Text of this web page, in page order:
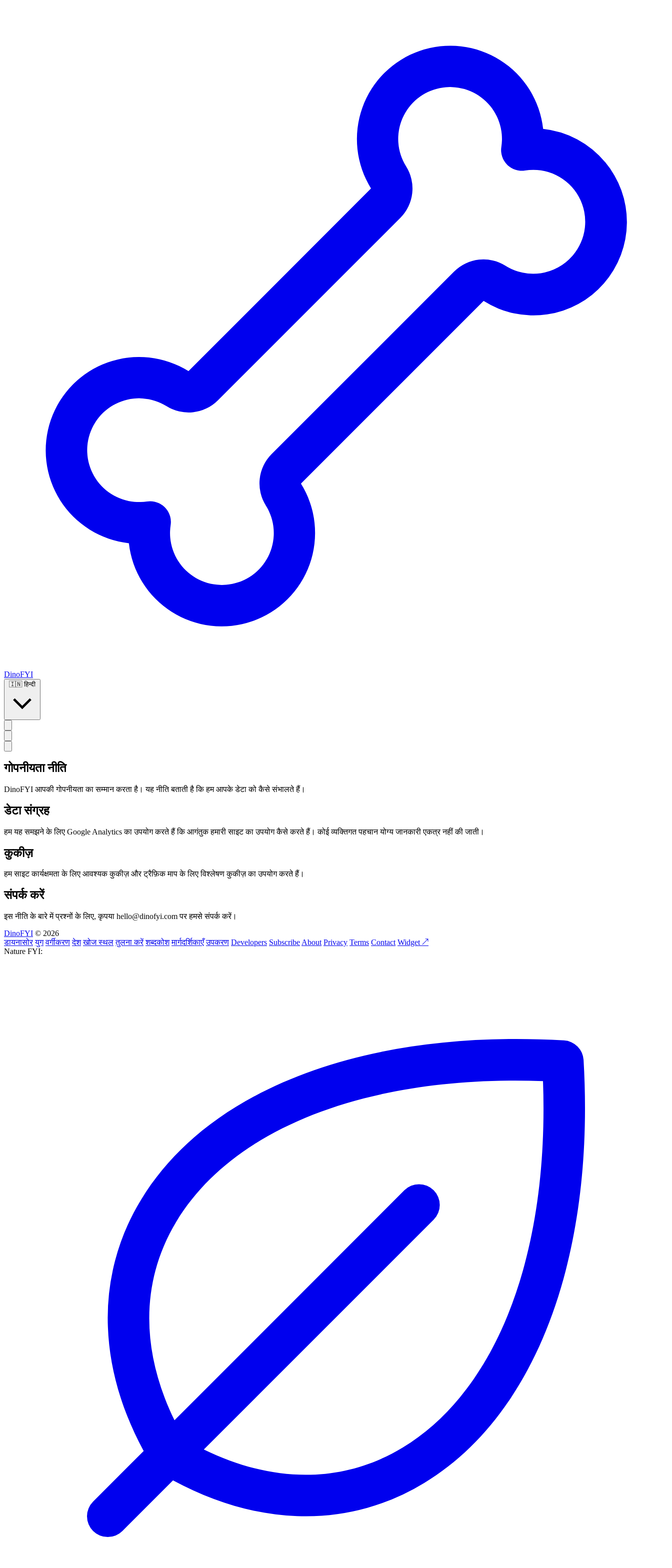
DinoFYI
🇮🇳 हिन्दी
गोपनीयता नीति
DinoFYI आपकी गोपनीयता का सम्मान करता है। यह नीति बताती है कि हम आपके डेटा को कैसे संभालते हैं।
डेटा संग्रह
हम यह समझने के लिए Google Analytics का उपयोग करते हैं कि आगंतुक हमारी साइट का उपयोग कैसे करते हैं। कोई व्यक्तिगत पहचान योग्य जानकारी एकत्र नहीं की जाती।
कुकीज़
हम साइट कार्यक्षमता के लिए आवश्यक कुकीज़ और ट्रैफ़िक माप के लिए विश्लेषण कुकीज़ का उपयोग करते हैं।
संपर्क करें
इस नीति के बारे में प्रश्नों के लिए, कृपया hello@dinofyi.comपर हमसे संपर्क करें।
DinoFYI © 2026
डायनासोर युग वर्गीकरण देश खोज स्थल तुलना करें शब्दकोश मार्गदर्शिकाएँ उपकरण Developers Subscribe About Privacy Terms Contact Widget ↗
Nature FYI: